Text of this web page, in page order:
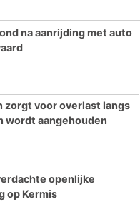
na aanrijding met auto
zorgt voor overlast langs
wordt aangehouden
openlijke
op Kermis